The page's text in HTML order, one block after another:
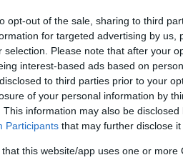
opt-out of the sale, sharing to third
for targeted advertising by us,
selection. Please note that after your
interest-based ads based on
to third parties prior to your
of your personal information by
This information may also be
Participants that may further disclose
that this website/app uses one or
går att använda gratis.
med försiktighet så de inte